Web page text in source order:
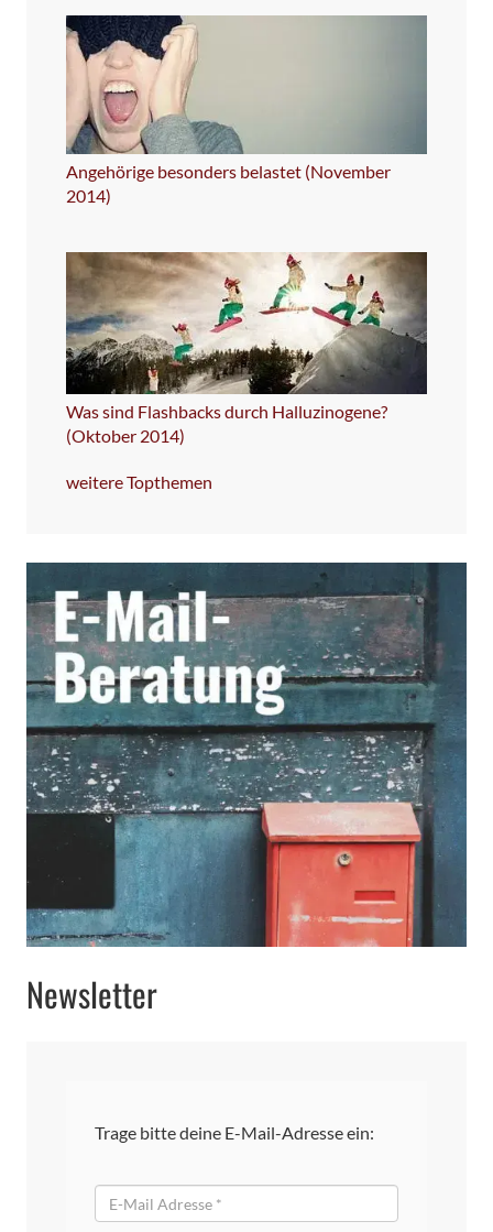
Angehörige besonders belastet (November
2014)
Was sind Flashbacks durch Halluzinogene?
(Oktober 2014)
weitere Topthemen
Newsletter
Trage bitte deine E-Mail-Adresse ein:
Mail